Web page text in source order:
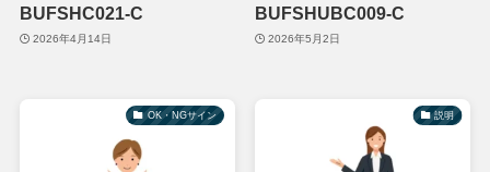
BUFSHC021-C
2026年4月14日
BUFSHUBC009-C
2026年5月2日
OK・NGサイン 説明